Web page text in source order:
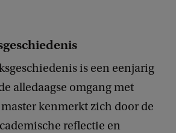
is een eenjarig
alledaagse omgang met
kenmerkt zich door de
reflectie en